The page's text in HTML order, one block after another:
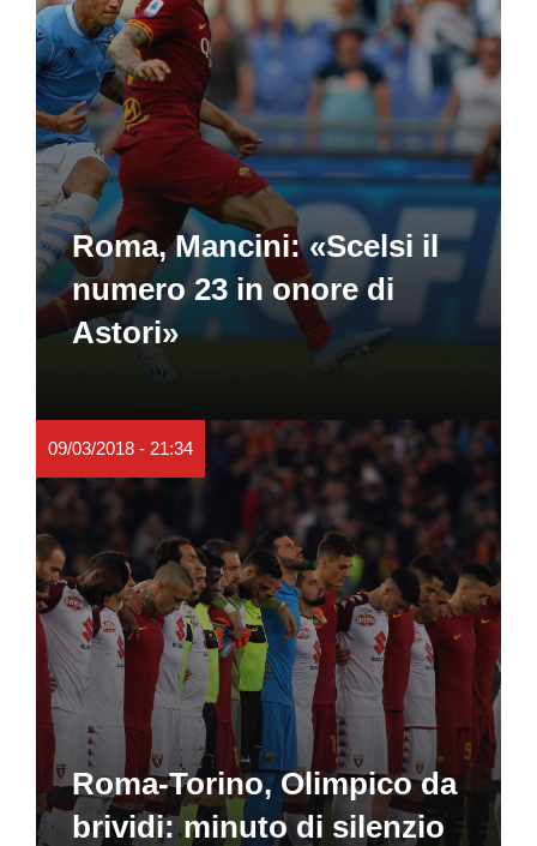
Roma, Mancini: «Scelsi il
numero 23 in onore di
Astori»
09/03/2018 - 21:34
Roma-Torino, Olimpico da
brividi: minuto di silenzio